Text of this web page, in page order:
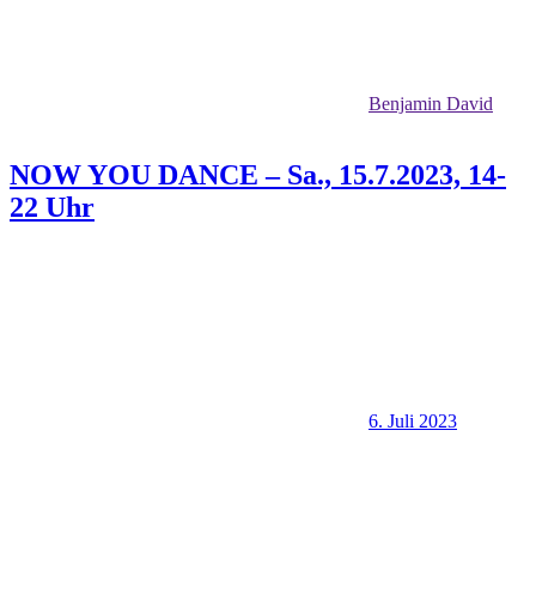
Benjamin David
NOW YOU DANCE – Sa., 15.7.2023, 14-
22 Uhr
6. Juli 2023